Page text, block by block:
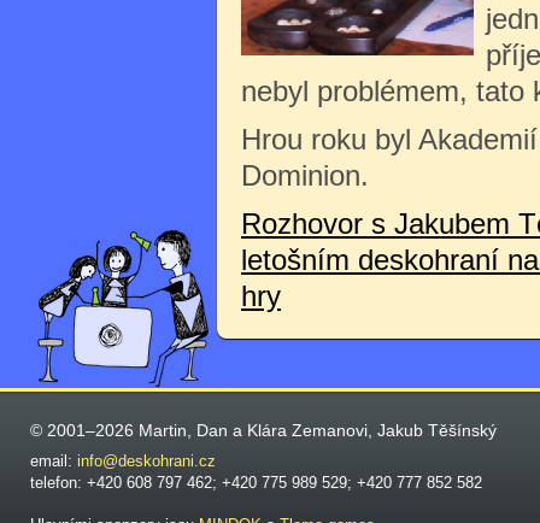
nebyl problémem, tato
Hrou roku byl
Dominion.
Rozhovor s Jakubem
letošním deskohraní
hry
© 2001–2026 Martin, Dan a Klára Zemanovi, Jakub Těšínský
email: info@deskohrani.cz
telefon: +420 608 797 462; +420 775 989 529; +420 777 852 582